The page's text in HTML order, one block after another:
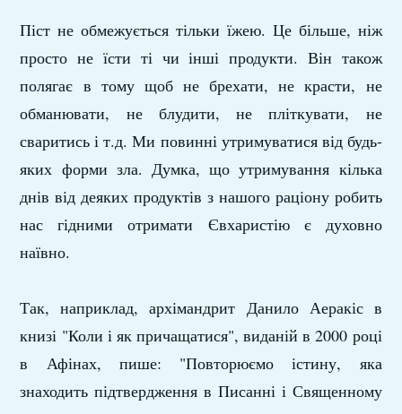
Піст не обмежується тільки їжею. Це більше, ніж
просто не їсти ті чи інші продукти. Він також
полягає в тому щоб не брехати, не красти, не
обманювати, не блудити, не пліткувати, не
сваритись і т.д. Ми повинні утримуватися від будь-
яких форми зла. Думка, що утримування кілька
днів від деяких продуктів з нашого раціону робить
нас гідними отримати Євхаристію є духовно
наївно.
Так, наприклад, архімандрит Данило Аеракіс в
книзі "Коли і як причащатися", виданій в 2000 році
в Афінах, пише: "Повторюємо істину, яка
знаходить підтвердження в Писанні і Священному